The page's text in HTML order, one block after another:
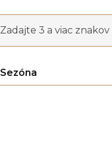
Zadajte 3 a viac znakov
Sezóna